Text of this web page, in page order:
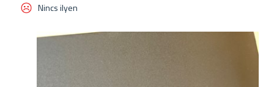
Nincs ilyen